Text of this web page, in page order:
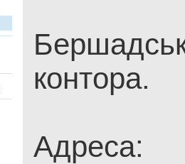
контора.
Адреса: